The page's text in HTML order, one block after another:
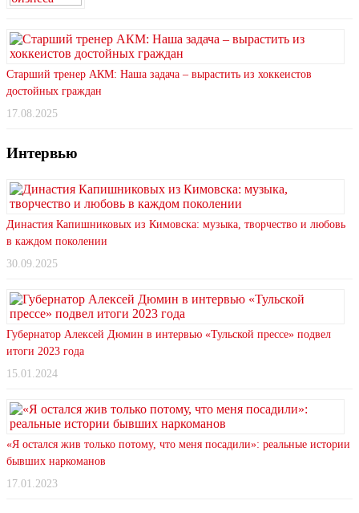
Старший тренер АКМ: Наша задача – вырастить из хоккеистов
достойных граждан
17.08.2025
Интервью
Династия Капишниковых из Кимовска: музыка, творчество и любовь
в каждом поколении
30.09.2025
Губернатор Алексей Дюмин в интервью «Тульской прессе» подвел
итоги 2023 года
15.01.2024
«Я остался жив только потому, что меня посадили»: реальные истории
бывших наркоманов
17.01.2023